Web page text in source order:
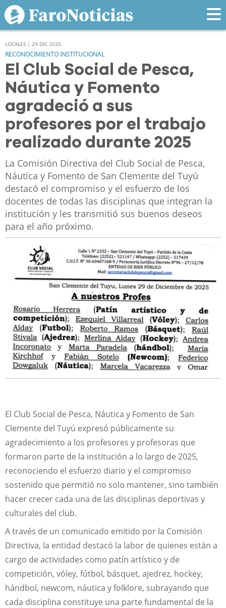
LOCALES | 29 DIC 2025
RECONOCIMIENTO INSTITUCIONAL
El Club Social de Pesca,
Náutica y Fomento
agradeció a sus
profesores por el trabajo
realizado durante 2025
La Comisión Directiva del Club Social de Pesca,
Náutica y Fomento de San Clemente del Tuyú
destacó el compromiso y el esfuerzo de los
docentes de todas las disciplinas que integran la
institución y les transmitió sus buenos deseos
para el año próximo.
El Club Social de Pesca, Náutica y Fomento de San
Clemente del Tuyú expresó públicamente su
agradecimiento a los profesores y profesoras que
formaron parte de la institución a lo largo de 2025,
reconociendo el esfuerzo diario y el compromiso
sostenido que permitió no solo mantener, sino también
hacer crecer cada una de las disciplinas deportivas y
culturales del club.
A través de un comunicado emitido por la Comisión
Directiva, la entidad destacó la labor de quienes están a
cargo de actividades como patín artístico y de
competición, vóley, fútbol, básquet, ajedrez, hockey,
hándbol, newcom, náutica y folklore, subrayando que
cada disciplina constituye una parte fundamental de la